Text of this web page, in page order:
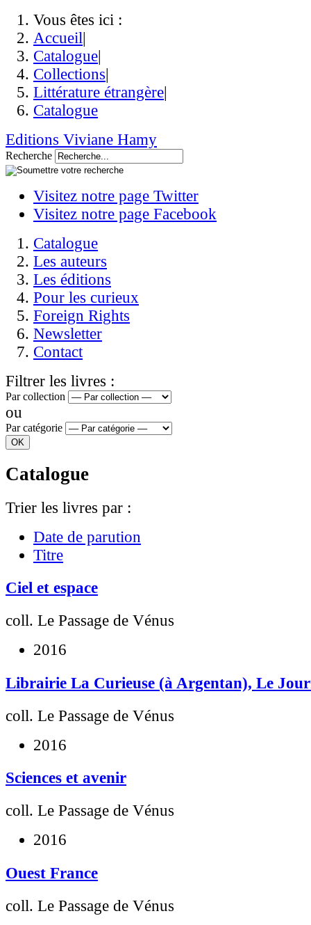
Vous êtes ici :
Accueil|
Catalogue|
Collections|
Littérature étrangère|
Catalogue
Editions Viviane Hamy
Recherche
Visitez notre page Twitter
Visitez notre page Facebook
Catalogue
Les auteurs
Les éditions
Pour les curieux
Foreign Rights
Newsletter
Contact
Filtrer les livres :
Par collection
ou
Par catégorie
Catalogue
Trier les livres par :
Date de parution
Titre
Ciel et espace
coll. Le Passage de Vénus
2016
Librairie La Curieuse (à Argentan), Le
coll. Le Passage de Vénus
2016
Sciences et avenir
coll. Le Passage de Vénus
2016
Ouest France
coll. Le Passage de Vénus